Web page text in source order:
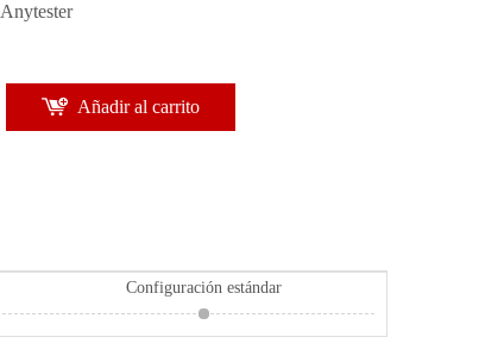
Anytester
Añadir al carrito
Configuración estándar